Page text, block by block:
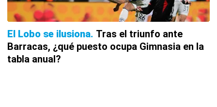
El Lobo se ilusiona Tras el triunfo ante
Barracas, ¿qué puesto ocupa Gimnasia en la
tabla anual?